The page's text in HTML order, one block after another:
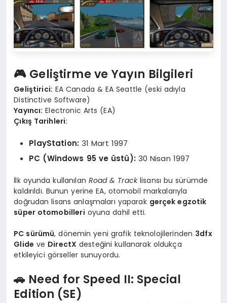
🎮 Geliştirme ve Yayın Bilgileri
Geliştirici: EA Canada & EA Seattle (eski adıyla
Distinctive Software)
Yayıncı: Electronic Arts (EA)
Çıkış Tarihleri:
PlayStation: 31 Mart 1997
PC (Windows 95 ve üstü): 30 Nisan 1997
İlk oyunda kullanılan Road & Tracklisansı bu sürümde
kaldırıldı. Bunun yerine EA, otomobil markalarıyla
doğrudan lisans anlaşmaları yaparak gerçek egzotik
süper otomobilleri oyuna dahil etti.
PC sürümü, dönemin yeni grafik teknolojilerinden 3dfx
Glide ve DirectX desteğini kullanarak oldukça
etkileyici görseller sunuyordu.
🚗 Need for Speed II: Special
Edition (SE)